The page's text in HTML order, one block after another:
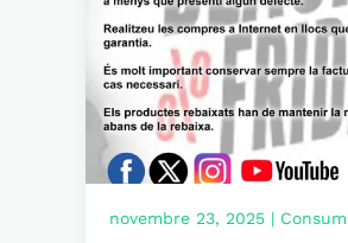
novembre 23, 2025 | Consum